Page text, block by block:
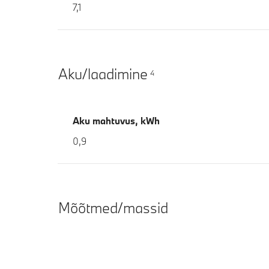
7,1
Aku/laadimine 4
Aku mahtuvus, kWh
0,9
Mõõtmed/massid